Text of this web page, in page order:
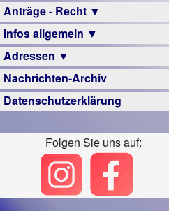
Veranstaltungsprogramme
Anträge - Recht ▼
Archiv
Urteile
Infos allgemein ▼
Sehbehinderung
Frühförderung
Schule
Beruf
Senioren
Hilfsmittel
Adressen ▼
Augenoptiker
Berufsbildungswerke
Familienratgeber
Hörbüchereien
Reha-
Nachrichten-Archiv
Datenschutzerklärung
Folgen Sie uns auf: